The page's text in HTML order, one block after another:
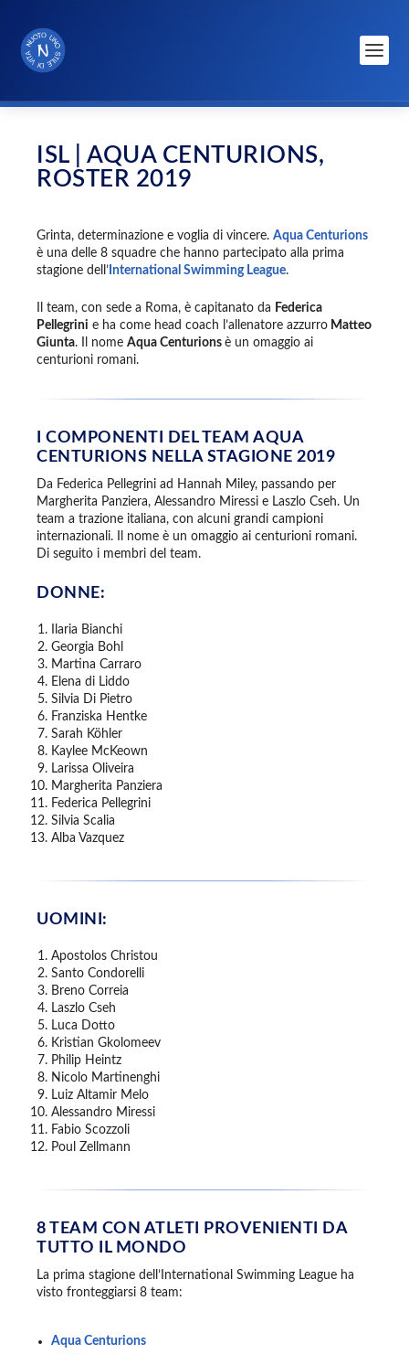
ISL | AQUA CENTURIONS,
ROSTER 2019
Grinta, determinazione e voglia di vincere. Aqua Centurions
è una delle 8 squadre che hanno partecipato alla prima
stagione dell’ International Swimming League.
Il team, con sede a Roma, è capitanato da Federica
Pellegrini e ha come head coach l’allenatore azzurro Matteo
Giunta. Il nome Aqua Centurions è un omaggio ai
centurioni romani.
I COMPONENTI DEL TEAM AQUA
CENTURIONS NELLA STAGIONE 2019
Da Federica Pellegrini ad Hannah Miley, passando per
Margherita Panziera, Alessandro Miressi e Laszlo Cseh. Un
team a trazione italiana, con alcuni grandi campioni
internazionali. Il nome è un omaggio ai centurioni romani.
Di seguito i membri del team.
DONNE:
Ilaria Bianchi
Georgia Bohl
Martina Carraro
Elena di Liddo
Silvia Di Pietro
Franziska Hentke
Sarah Köhler
Kaylee McKeown
Larissa Oliveira
Margherita Panziera
Federica Pellegrini
Silvia Scalia
Alba Vazquez
UOMINI:
Apostolos Christou
Santo Condorelli
Breno Correia
Laszlo Cseh
Luca Dotto
Kristian Gkolomeev
Philip Heintz
Nicolo Martinenghi
Luiz Altamir Melo
Alessandro Miressi
Fabio Scozzoli
Poul Zellmann
8 TEAM CON ATLETI PROVENIENTI DA
TUTTO IL MONDO
La prima stagione dell’International Swimming League ha
visto fronteggiarsi 8 team:
Aqua Centurions